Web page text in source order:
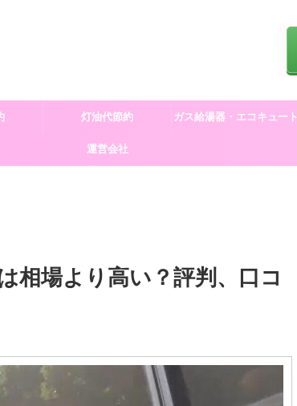
灯油代節約 ガス給湯器・エコキュート
運営会社
相場より高い？評判、口コ